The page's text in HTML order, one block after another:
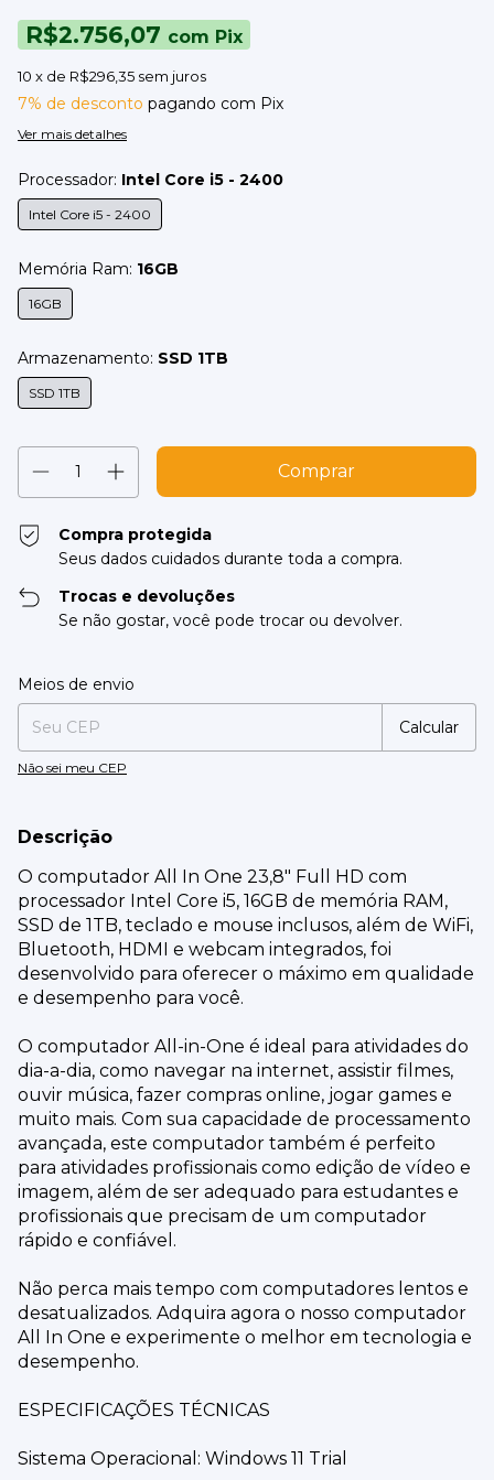
R$2.756,07 com Pix
10 x de R$296,35 sem juros
7% de desconto pagando com Pix
Ver mais detalhes
Processador: Intel Core i5 - 2400
Intel Core i5 - 2400
Memória Ram: 16GB
16GB
Armazenamento: SSD 1TB
SSD 1TB
Compra protegida
Seus dados cuidados durante toda a compra.
Trocas e devoluções
Se não gostar, você pode trocar ou devolver.
Entregas para o CEP:
Meios de envio
Calcular
Não sei meu CEP
Descrição
O computador All In One 23,8" Full HD com
processador Intel Core i5, 16GB de memória RAM,
SSD de 1TB, teclado e mouse inclusos, além de WiFi,
Bluetooth, HDMI e webcam integrados, foi
desenvolvido para oferecer o máximo em qualidade
e desempenho para você.
O computador All-in-One é ideal para atividades do
dia-a-dia, como navegar na internet, assistir filmes,
ouvir música, fazer compras online, jogar games e
muito mais. Com sua capacidade de processamento
avançada, este computador também é perfeito
para atividades profissionais como edição de vídeo e
imagem, além de ser adequado para estudantes e
profissionais que precisam de um computador
rápido e confiável.
Não perca mais tempo com computadores lentos e
desatualizados. Adquira agora o nosso computador
All In One e experimente o melhor em tecnologia e
desempenho.
ESPECIFICAÇÕES TÉCNICAS
Sistema Operacional: Windows 11 Trial